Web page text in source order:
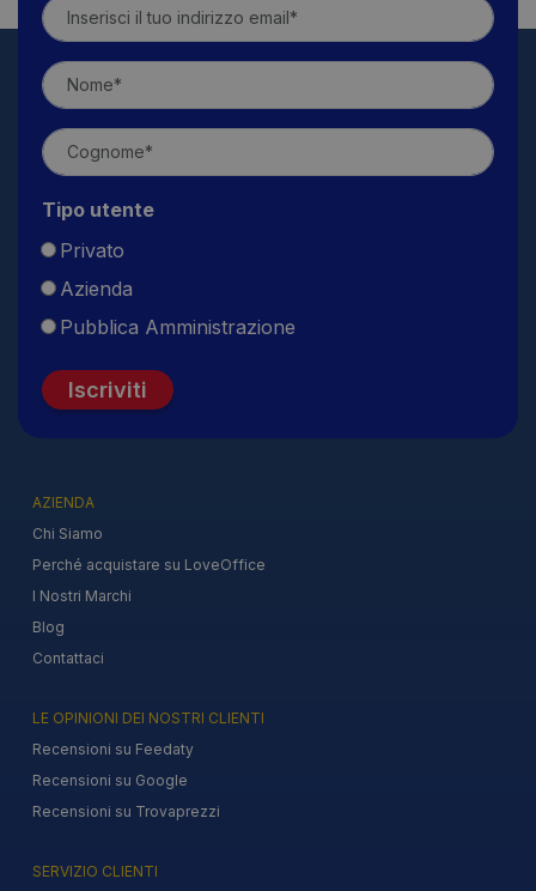
Tipo utente
Privato
Azienda
Pubblica Amministrazione
Iscriviti
AZIENDA
Chi Siamo
Perché acquistare su LoveOffice
I Nostri Marchi
Blog
Contattaci
LE OPINIONI DEI NOSTRI CLIENTI
Recensioni su Feedaty
Recensioni su Google
Recensioni su Trovaprezzi
SERVIZIO CLIENTI